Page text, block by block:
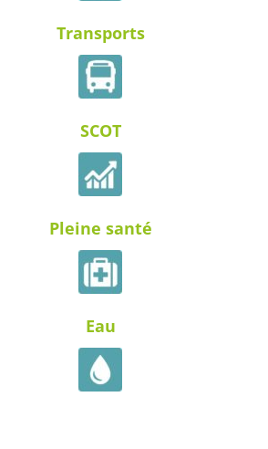
Transports
SCOT
Pleine santé
Eau